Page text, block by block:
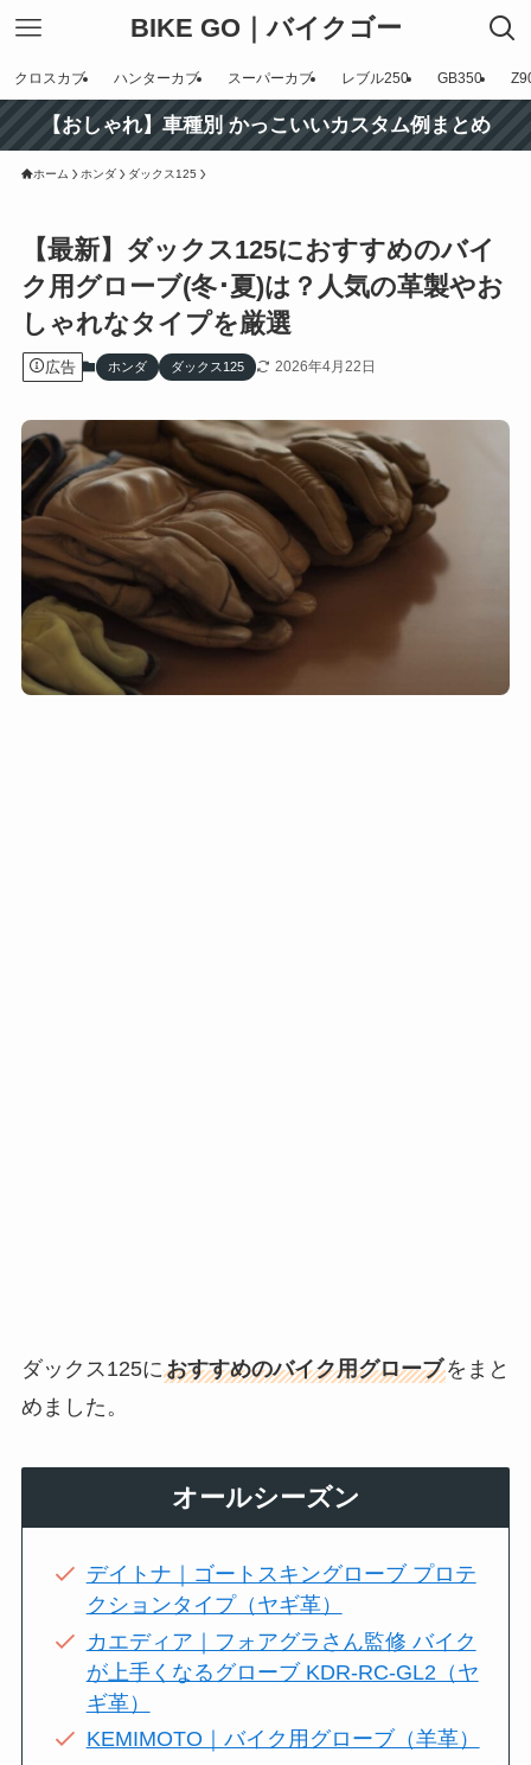
BIKE GO｜バイクゴー
クロスカブ ハンターカブ スーパーカブ レブル250 GB350
【おしゃれ】車種別 かっこいいカスタム例まとめ
ホーム ホンダ ダックス125
【最新】ダックス125におすすめのバイ
ク用グローブ(冬･夏)は？人気の革製やお
しゃれなタイプを厳選
広告 ホンダ ダックス125 2026年4月22日
ダックス125におすすめのバイク用グローブをまと
めました。
オールシーズン
デイトナ｜ゴートスキングローブ プロテ
クションタイプ（ヤギ革）
カエディア｜フォアグラさん監修 バイク
が上手くなるグローブ KDR-RC-GL2（ヤ
ギ革）
KEMIMOTO｜バイク用グローブ（羊革）